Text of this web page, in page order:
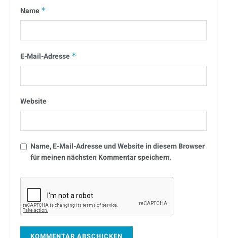
Name *
E-Mail-Adresse *
Website
Name, E-Mail-Adresse und Website in diesem Browser
für meinen nächsten Kommentar speichern.